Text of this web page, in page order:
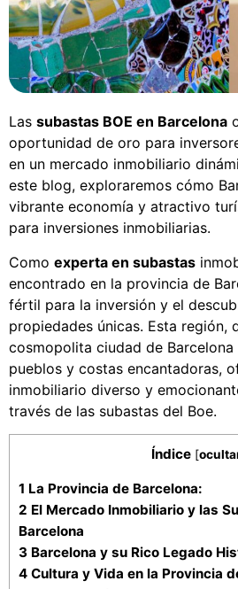
Las subastas BOE en Barcelona
oportunidad de oro para
en un mercado inmobiliario
este blog, exploraremos cómo
vibrante economía y atractivo
para inversiones inmobiliarias.
Como experta en subastas
encontrado en la provincia de
fértil para la inversión y el
propiedades únicas. Esta región,
cosmopolita ciudad de
pueblos y costas encantadoras,
inmobiliario diverso y
través de las subastas del Boe.
Índice [
1 La Provincia de Barcelona:
2 El Mercado Inmobiliario y las
Barcelona
3 Barcelona y su Rico Legado
4 Cultura y Vida en la Provincia